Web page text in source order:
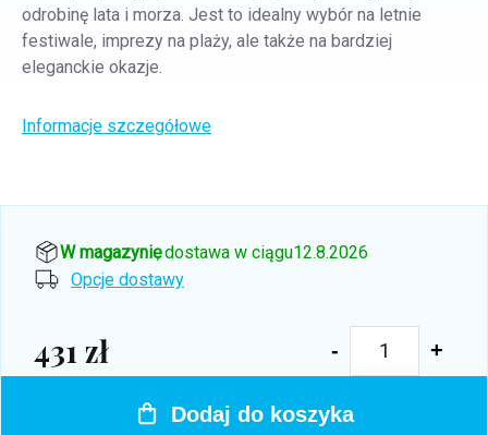
odrobinę lata i morza. Jest to idealny wybór na letnie
festiwale, imprezy na plaży, ale także na bardziej
eleganckie okazje.
Informacje szczegółowe
W magazynie, dostawa w ciągu12.8.2026
Opcje dostawy
431 zł
Cena
Dodaj do koszyka